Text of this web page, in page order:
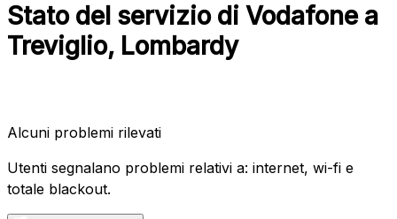
Stato del servizio di Vodafone a
Treviglio, Lombardy
Alcuni problemi rilevati
Utenti segnalano problemi relativi a: internet, wi-fi e
totale blackout.